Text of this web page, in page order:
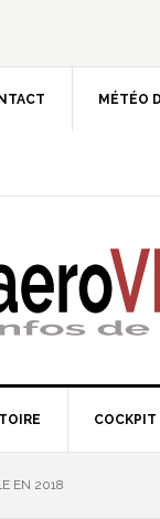
MÉTÉO
COCKPIT
EN 2018